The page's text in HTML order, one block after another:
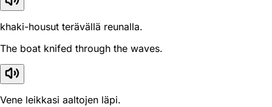
khaki-housut terävällä reunalla.
The boat knifed through the waves.
Vene leikkasi aaltojen läpi.